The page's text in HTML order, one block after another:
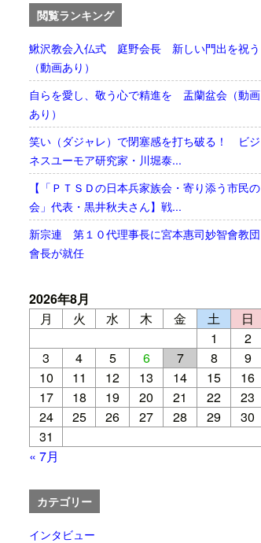
閲覧ランキング
鰍沢教会入仏式 庭野会長 新しい門出を祝う
（動画あり）
自らを愛し、敬う心で精進を 盂蘭盆会（動画
あり）
笑い（ダジャレ）で閉塞感を打ち破る！ ビジ
ネスユーモア研究家・川堀泰...
【「ＰＴＳＤの日本兵家族会・寄り添う市民の
会」代表・黒井秋夫さん】戦...
新宗連 第１０代理事長に宮本惠司妙智會教団
會長が就任
2026年8月
月
火 水 木 金 土
日
1
2
3
4 5 6 7 8
9
10
11 12 13 14 15
16
17
18 19 20 21 22
23
24
25 26 27 28 29
30
31
« 7月
カテゴリー
インタビュー